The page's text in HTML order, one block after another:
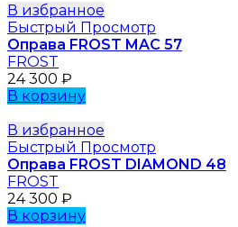
В избранное
Быстрый Просмотр
Оправа FROST MAC 57
FROST
24 300 ₽
В корзину
В избранное
Быстрый Просмотр
Оправа FROST DIAMOND 48
FROST
24 300 ₽
В корзину